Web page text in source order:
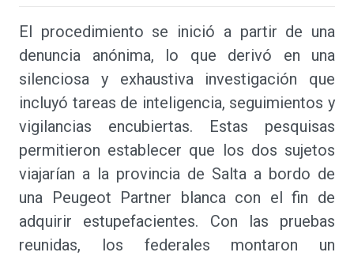
El procedimiento se inició a partir de una
denuncia anónima, lo que derivó en una
silenciosa y exhaustiva investigación que
incluyó tareas de inteligencia, seguimientos y
vigilancias encubiertas. Estas pesquisas
permitieron establecer que los dos sujetos
viajarían a la provincia de Salta a bordo de
una Peugeot Partner blanca con el fin de
adquirir estupefacientes. Con las pruebas
reunidas, los federales montaron un